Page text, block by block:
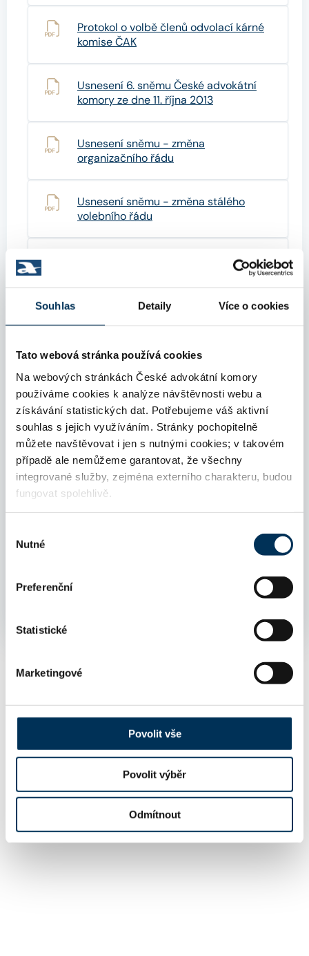
Souhlas Detaily Více o cookies
Tato webová stránka používá cookies
Na webových stránkách České advokátní komory
používáme cookies k analýze návštěvnosti webu a
získávání statistických dat. Potřebujeme váš aktivní
souhlas s jejich využíváním. Stránky pochopitelně
můžete navštěvovat i jen s nutnými cookies; v takovém
případě ale nemůžeme garantovat, že všechny
integrované služby, zejména externího charakteru, budou
fungovat spolehlivě.
souhlasu
Nutné
Preferenční
Statistické
Marketingové
Povolit vše
Povolit výběr
Odmítnout
Protokol o volbě členů odvolací kárné
komise ČAK
Usnesení 6. sněmu České advokátní
komory ze dne 11. října 2013
Usnesení sněmu - změna
organizačního řádu
Usnesení sněmu - změna stálého
volebního řádu
Usnesení sněmu - novela sociálního
Návrh usnesení 6. sněm ČAK - novela
etického kodexu
1.návrh JUDr. Ivo Palkosky na usnesení
sněmu, kterým se mění organizační
řád ČAK